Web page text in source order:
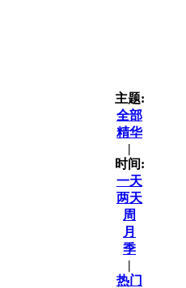
主题:
全部
精华
|
时间:
一天
两天
周
月
季
|
热门